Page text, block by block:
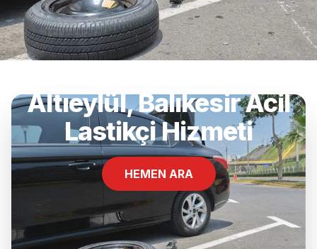
Altıeylül, Balıkesir Acil
Lastikçi Hizmeti
HEMEN ARA